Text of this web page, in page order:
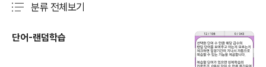
분류 전체보기
단어-랜덤학습